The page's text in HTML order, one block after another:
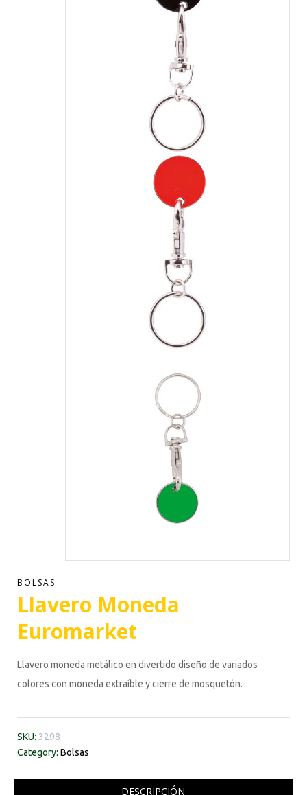
BOLSAS
Llavero Moneda
Euromarket
Llavero moneda metálico en divertido diseño de variados
colores con moneda extraíble y cierre de mosquetón.
SKU: 3298
Category: Bolsas
DESCRIPCIÓN